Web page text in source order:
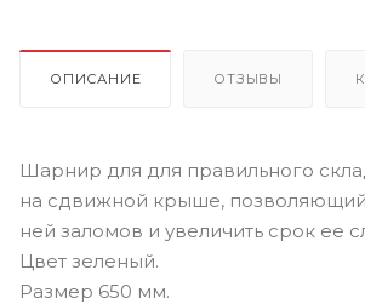
ОПИСАНИЕ ОТЗЫВЫ
Шарнир для для правильного
на сдвижной крыше, позволяющий
ней заломов и увеличить срок ее
Цвет зеленый.
Размер 650 мм.